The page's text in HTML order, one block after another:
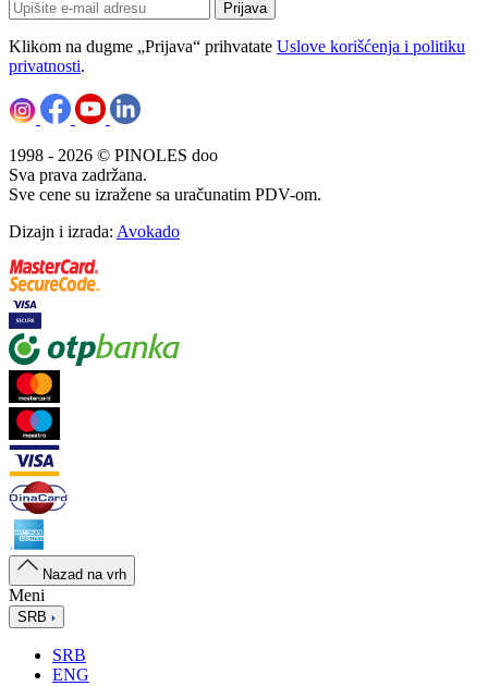
Prijava
Klikom na dugme „Prijava“ prihvatate Uslove korišćenja i politiku
privatnosti.
1998 - 2026 © PINOLES doo
Sva prava zadržana.
Sve cene su izražene sa uračunatim PDV-om.
Dizajn i izrada: Avokado
Nazad na vrh
Meni
SRB
SRB
ENG